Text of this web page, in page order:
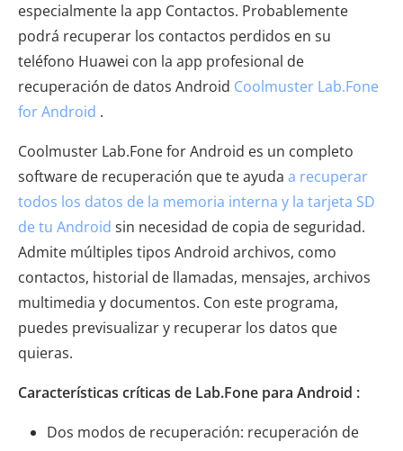
especialmente la app Contactos. Probablemente
podrá recuperar los contactos perdidos en su
teléfono Huawei con la app profesional de
recuperación de datos Android Coolmuster Lab.Fone
for Android .
Coolmuster Lab.Fone for Android es un completo
software de recuperación que te ayuda a recuperar
todos los datos de la memoria interna y la tarjeta SD
de tu Android sin necesidad de copia de seguridad.
Admite múltiples tipos Android archivos, como
contactos, historial de llamadas, mensajes, archivos
multimedia y documentos. Con este programa,
puedes previsualizar y recuperar los datos que
quieras.
Características críticas de Lab.Fone para Android :
Dos modos de recuperación: recuperación de